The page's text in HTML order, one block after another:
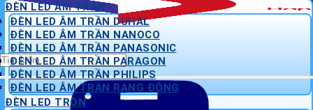
Tìm
kiếm:
ĐÈN LED ÂM TRẦN
ĐÈN LED ÂM TRẦN DUHAL
ĐÈN LED ÂM TRẦN NANOCO
ĐÈN LED ÂM TRẦN PANASONIC
ĐÈN LED ÂM TRẦN PARAGON
ĐÈN LED ÂM TRẦN PHILIPS
ĐÈN LED ÂM TRẦN RẠNG ĐÔNG
ĐÈN LED TRÒN